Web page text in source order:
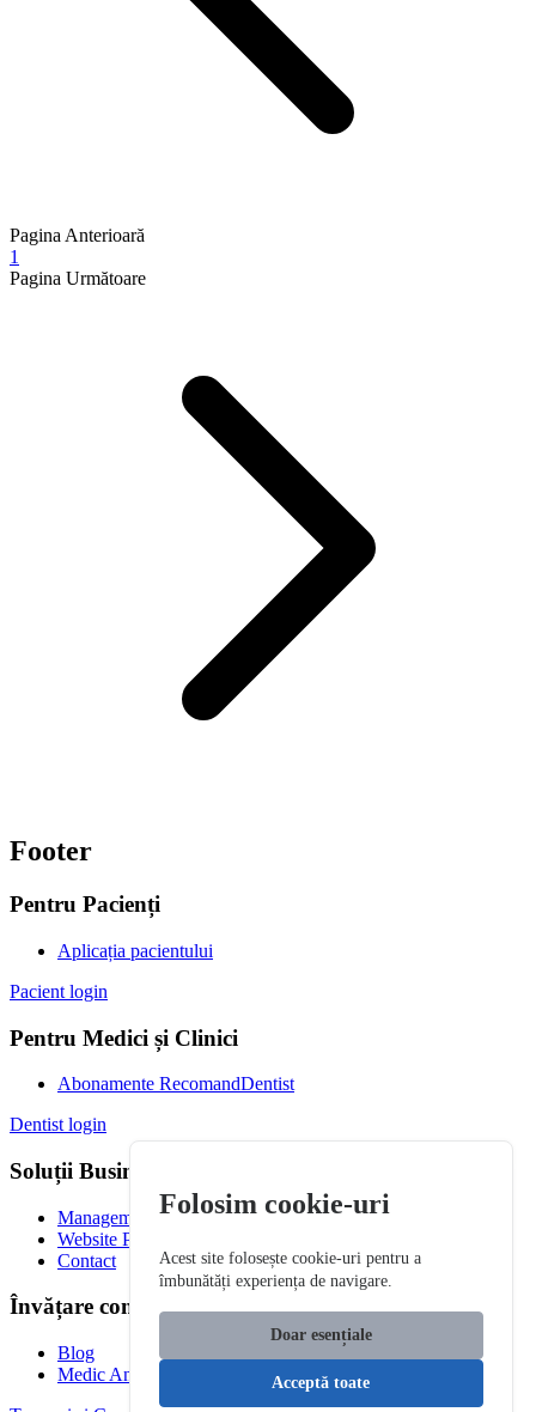
Pagina Anterioară
1
Pagina Următoare
Footer
Pentru Pacienți
Aplicația pacientului
Pacient login
Pentru Medici și Clinici
Abonamente RecomandDentist
Dentist login
Soluții Business
Management Clinică
Website Premium
Contact
Învățare continuă
Blog
Medic Antreprenor
Folosim cookie-uri
Acest site folosește cookie-uri pentru a
îmbunătăți experiența de navigare.
Doar esențiale
Acceptă toate